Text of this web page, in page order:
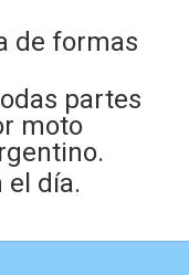
de formas
partes
moto
el día.